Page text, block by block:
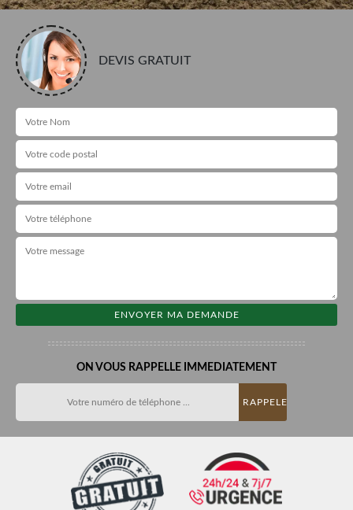
DEVIS GRATUIT
ON VOUS RAPPELLE IMMEDIATEMENT